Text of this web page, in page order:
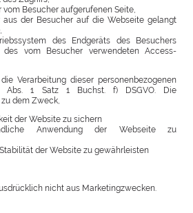
vom Besucher aufgerufenen Seite,
aus der Besucher auf die Webseite gelangt
des Endgeräts des Besuchers
vom Besucher verwendeten Access-
Verarbeitung dieser personenbezogenen
1 Satz 1 Buchst. f) DSGVO. Die
dem Zweck,
der Website zu sichern
Anwendung der Webseite zu
der Website zu gewährleisten
nicht aus Marketingzwecken.